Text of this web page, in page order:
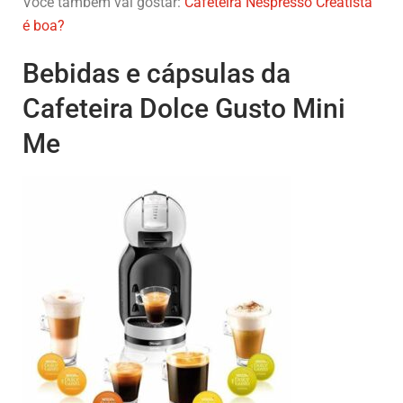
é boa?
Bebidas e cápsulas da
Cafeteira Dolce Gusto Mini
Me